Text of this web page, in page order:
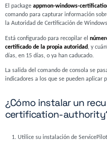
El package appmon-windows-
comando para capturar información
la Autoridad de Certificación de
Está configurado para recopilar el
certificado de la propia autoridad, y
días, en 15 días, o ya han caducado.
La salida del comando de consola se
indicadores a los que se pueden aplicar
¿Cómo instalar un
certification-
Utilice su instalación de